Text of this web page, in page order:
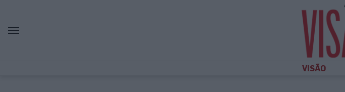
VISÃO